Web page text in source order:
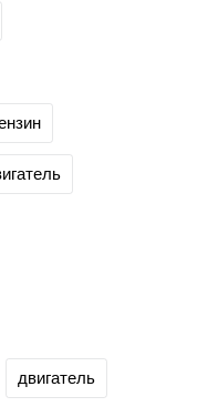
двигатель